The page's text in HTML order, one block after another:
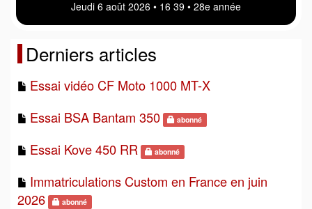
Jeudi 6 août 2026 • 16 39 • 28e année
Derniers articles
Essai vidéo CF Moto 1000 MT-X
Essai BSA Bantam 350
abonné
Essai Kove 450 RR abonné
Immatriculations Custom en France en juin
2026
abonné